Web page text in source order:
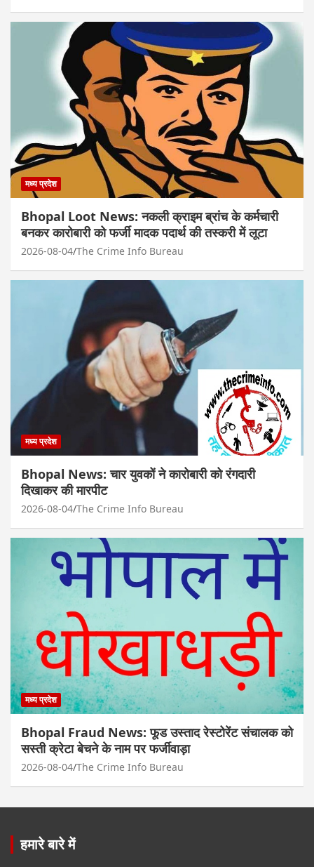
मध्य प्रदेश
Bhopal Loot News: नकली क्राइम ब्रांच के कर्मचारी
बनकर कारोबारी को फर्जी मादक पदार्थ की तस्करी में लूटा
2026-08-04 The Crime Info Bureau
मध्य प्रदेश
Bhopal News: चार युवकों ने कारोबारी को रंगदारी
दिखाकर की मारपीट
2026-08-04 The Crime Info Bureau
मध्य प्रदेश
Bhopal Fraud News: फूड उस्ताद रेस्टोरेंट संचालक को
सस्ती क्रेटा बेचने के नाम पर फर्जीवाड़ा
2026-08-04 The Crime Info Bureau
हमारे बारे में